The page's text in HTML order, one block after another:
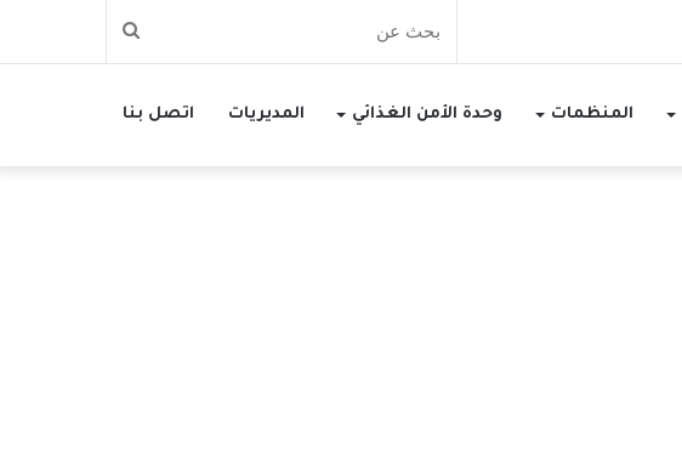
المنظمات وحدة الأمن الغذائي المديريات اتصل بنا